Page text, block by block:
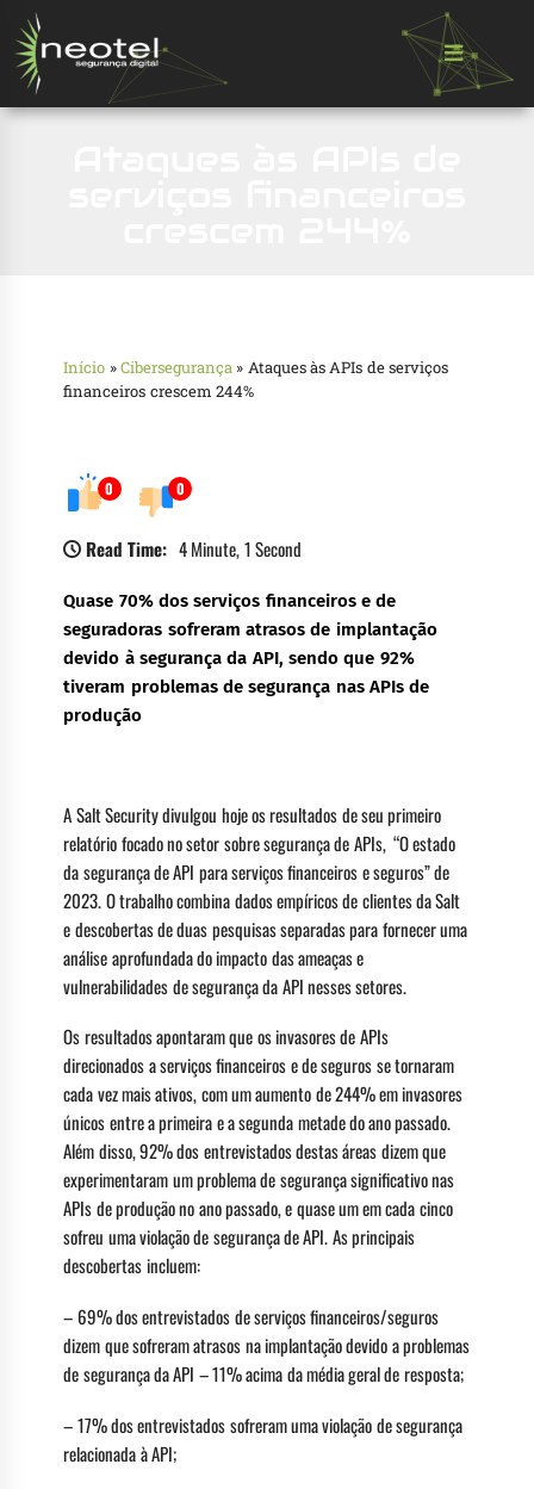
Início »Cibersegurança » Ataques às APIs de serviços
financeiros crescem 244%
0 0
Read Time: 4 Minute, 1 Second
Quase 70% dos serviços financeiros e de
seguradoras sofreram atrasos de implantação
devido à segurança da API, sendo que 92%
tiveram problemas de segurança nas APIs de
produção
A Salt Security divulgou hoje os resultados de seu primeiro
relatório focado no setor sobre segurança de APIs, “O estado
da segurança de API para serviços financeiros e seguros” de
2023. O trabalho combina dados empíricos de clientes da Salt
e descobertas de duas pesquisas separadas para fornecer uma
análise aprofundada do impacto das ameaças e
vulnerabilidades de segurança da API nesses setores.
Os resultados apontaram que os invasores de APIs
direcionados a serviços financeiros e de seguros se tornaram
cada vez mais ativos, com um aumento de 244% em invasores
únicos entre a primeira e a segunda metade do ano passado.
Além disso, 92% dos entrevistados destas áreas dizem que
experimentaram um problema de segurança significativo nas
APIs de produção no ano passado, e quase um em cada cinco
sofreu uma violação de segurança de API. As principais
descobertas incluem:
– 69% dos entrevistados de serviços financeiros/seguros
dizem que sofreram atrasos na implantação devido a problemas
de segurança da API – 11% acima da média geral de resposta;
– 17% dos entrevistados sofreram uma violação de segurança
relacionada à API;